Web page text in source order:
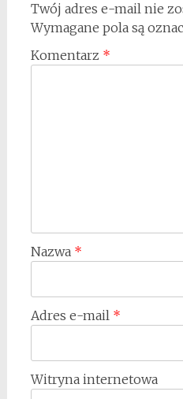
Twój adres e-mail nie
Wymagane pola są
Komentarz *
Nazwa *
Adres e-mail *
Witryna internetowa